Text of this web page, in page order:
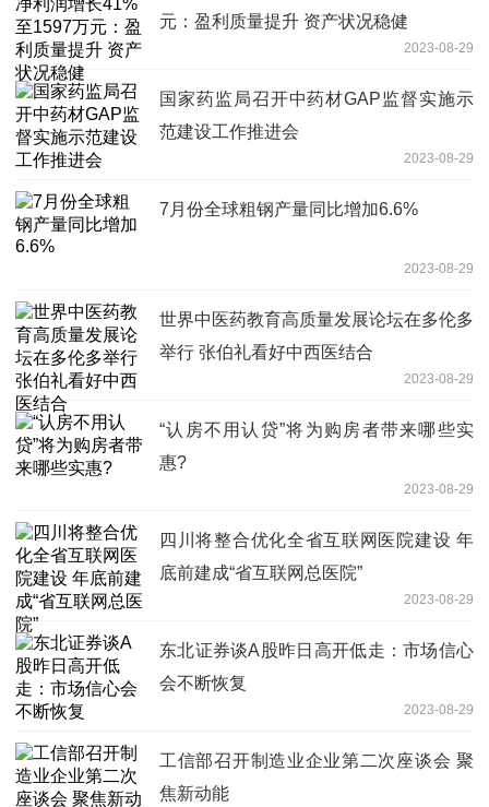
元：盈利质量提升 资产状况稳健
2023-08-29
国家药监局召开中药材GAP监督实施示
范建设工作推进会
2023-08-29
7月份全球粗钢产量同比增加6.6%
2023-08-29
世界中医药教育高质量发展论坛在多伦多
举行 张伯礼看好中西医结合
2023-08-29
“认房不用认贷”将为购房者带来哪些实
惠?
2023-08-29
四川将整合优化全省互联网医院建设 年
底前建成“省互联网总医院”
2023-08-29
东北证券谈A股昨日高开低走：市场信心
会不断恢复
2023-08-29
工信部召开制造业企业第二次座谈会 聚
焦新动能